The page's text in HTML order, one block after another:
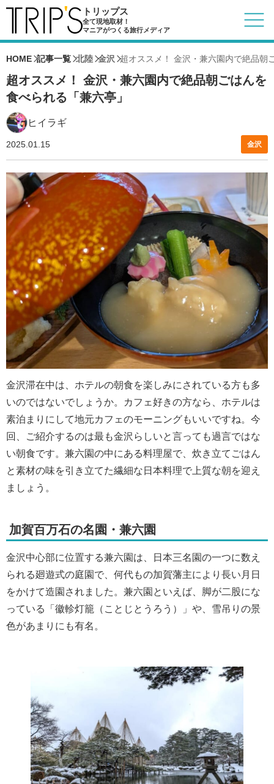
トリップス
全て現地取材！
マニアがつくる旅行メディア
HOME 記事一覧 北陸 金沢 超オススメ！ 金沢・兼六園内で絶品朝
超オススメ！ 金沢・兼六園内で絶品朝ごはんを
食べられる「兼六亭」
ヒイラギ
金沢
2025.01.15
金沢滞在中は、ホテルの朝食を楽しみにされている方も多
いのではないでしょうか。カフェ好きの方なら、ホテルは
素泊まりにして地元カフェのモーニングもいいですね。今
回、ご紹介するのは最も金沢らしいと言っても過言ではな
い朝食です。兼六園の中にある料理屋で、炊き立てごはん
と素材の味を引き立てた繊細な日本料理で上質な朝を迎え
ましょう。
加賀百万石の名園・兼六園
金沢中心部に位置する兼六園は、日本三名園の一つに数え
られる廻遊式の庭園で、何代もの加賀藩主により長い月日
をかけて造園されました。兼六園といえば、脚が二股にな
っている「徽軫灯籠（ことじとうろう）」や、雪吊りの景
色があまりにも有名。